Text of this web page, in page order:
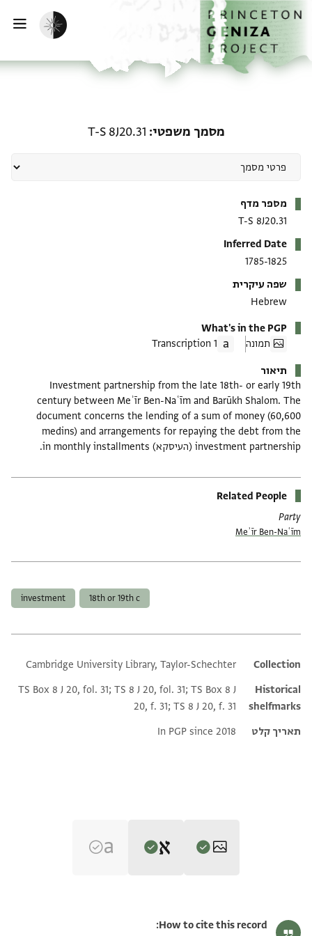
לתוכןהבית
הפעלת מצב כהה
מסמך משפטי T-S 8J20.31
מספר מדף
T-S 8J20.31
Inferred Date
1785-1825
שפה עיקרית
Hebrew
What's in the PGP
תמונה
1 Transcription
תיאור
Investment partnership from the late 18th- or early 19th
century between Meʾīr Ben-Naʿīm and Barūkh Shalom. The
document concerns the lending of a sum of money (60,600
medins) and arrangements for repaying the debt from the
investment partnership (העיסקא) in monthly installments.
Related People
Party
Meʾīr Ben-Naʿīm
18th or 19th c
investment
Additional metadata
Collection
Cambridge University Library, Taylor-Schechter
Historical
shelfmarks
TS Box 8 J 20, fol. 31; TS 8 J 20, fol. 31; TS Box 8 J
20, f. 31; TS 8 J 20, f. 31
תאריך קלט
In PGP since 2018
Matthew Dudley's digital edition (2024).
How to cite this record: